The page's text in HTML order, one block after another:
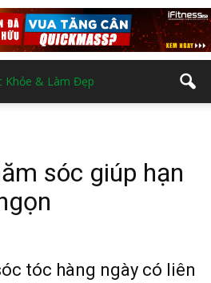
sóc giúp hạn
tóc hàng ngày có liên